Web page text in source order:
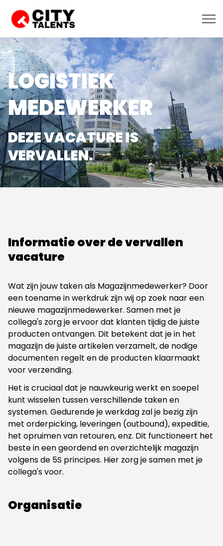
LOGISTIEK
MEDEWERKER
DEZE VACATURE IS
VERVALLEN.
Informatie over de vervallen
vacature
Wat zijn jouw taken als Magazijnmedewerker? Door
een toename in werkdruk zijn wij op zoek naar een
nieuwe magazijnmedewerker. Samen met je
collega's zorg je ervoor dat klanten tijdig de juiste
producten ontvangen. Dit betekent dat je in het
magazijn de juiste artikelen verzamelt, de nodige
documenten regelt en de producten klaarmaakt
voor verzending.
Het is cruciaal dat je nauwkeurig werkt en soepel
kunt wisselen tussen verschillende taken en
systemen. Gedurende je werkdag zal je bezig zijn
met orderpicking, leveringen (outbound), expeditie,
het opruimen van retouren, enz. Dit functioneert het
beste in een geordend en overzichtelijk magazijn
volgens de 5S principes. Hier zorg je samen met je
collega's voor.
Organisatie